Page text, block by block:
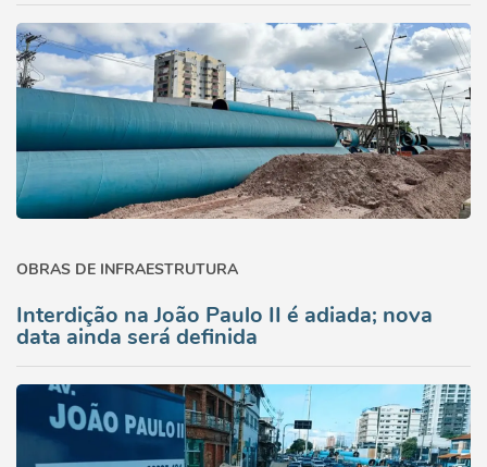
OBRAS DE INFRAESTRUTURA
Interdição na João Paulo II é adiada; nova
data ainda será definida